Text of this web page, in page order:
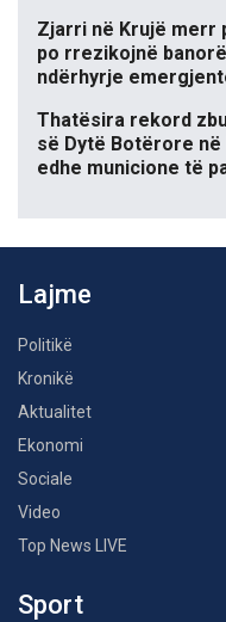
Zjarri në Krujë merr
po rrezikojnë
ndërhyrje
Thatësira rekord
së Dytë Botërore në
edhe municione të
Lajme
Politikë
Kronikë
Aktualitet
Ekonomi
Sociale
Video
Top News LIVE
Sport